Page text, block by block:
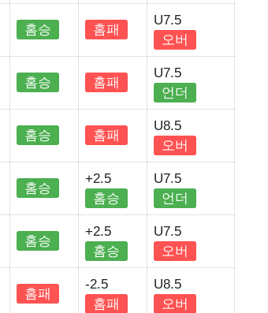
홈승 홈패
U7.5
오버
홈승 홈패
U7.5
언더
홈승 홈패
U8.5
오버
홈승
+2.5
홈승
U7.5
언더
홈승
+2.5
홈승
U7.5
오버
홈패
-2.5
홈패
U8.5
오버